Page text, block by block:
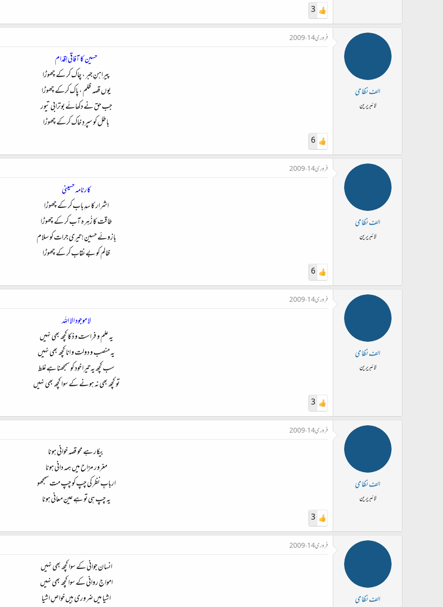
3
الف نظامی
لائبریرین
فروری 14، 2009
حسین کا آفاقی اِقدام
پیراہنِ جبر ، چاک کر کے چھوڑا
یوں قصہ ظلم ، پاک کرکے چھوڑا
جب حق نے دکھائے بوترابی تیور
باطل کو سپردِ خاک کرکے چھوڑا​
6
الف نظامی
لائبریرین
فروری 14، 2009
کارنامہ حسینی
اشرار کا سدِ باب کر کے چھوڑا
طاقت کا زُہرہ آب کر کے چھوڑا
بازوئے حسین ! تیری جرات کو سلام
ظالم کو بے نقاب کر کے چھوڑا​
6
الف نظامی
لائبریرین
فروری 14، 2009
لا موجود الا اللہ
یہ علم و فراست و ذکا کچھ بھی نہیں
یہ منصب و دولت و انا کچھ بھی نہیں
سب کچھ یہ تیرا خود کو سمجھنا ہے غلط
تو کچھ بھی نہ ہونے کے سوا کچھ بھی نہیں​
3
الف نظامی
لائبریرین
فروری 14، 2009
بیکار ہے محو قصہ خوانی ہونا
مغرور مزاح میں‌ ہمہ دانی ہونا
اربابِ نظر کی چپ کو چپ مت سمجھو
یہ چپ ہی تو ہے عینِ معانی ہونا​
3
الف نظامی
فروری 14، 2009
انسان جوانی کے سوا کچھ بھی نہیں
امواج روانی کے سوا کچھ بھی نہیں
اشیا میں ضروری ہیں خواصِ اشیا